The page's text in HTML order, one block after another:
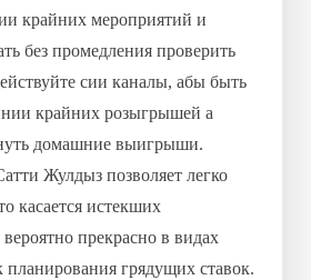
крайних мероприятий и
без промедления проверить
сии каналы, абы быть
крайних розыгрышей а
домашние выигрыши.
Жулдыз позволяет легко
касается истекших
прекрасно в видах
планирования грядущих ставок.